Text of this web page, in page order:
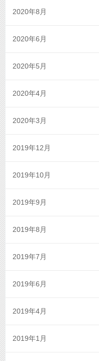
2020年8月
2020年6月
2020年5月
2020年4月
2020年3月
2019年12月
2019年10月
2019年9月
2019年8月
2019年7月
2019年6月
2019年4月
2019年1月